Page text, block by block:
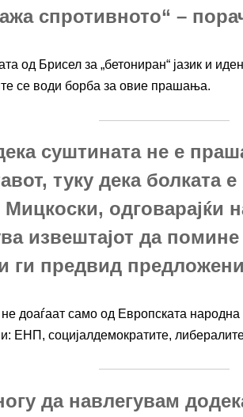
спротивното“ –
од Брисел за „бетониран“ јазик и
се води борба за овие прашања.
суштината не е
туку дека болката
Мицкоски,
извештајот да
ги предвид
доаѓаат само од Европската народна
ЕНП, социјалдемократите,
да навлегувам